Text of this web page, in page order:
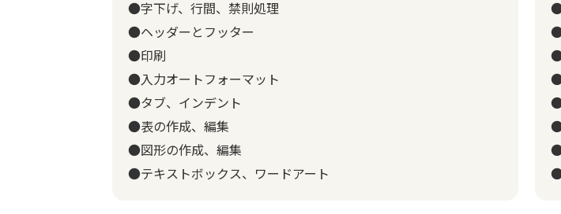
●字下げ、行間、禁則処理
●ヘッダーとフッター
●印刷
●入力オートフォーマット
●タブ、インデント
●表の作成、編集
●図形の作成、編集
●テキストボックス、ワードアート